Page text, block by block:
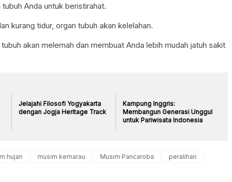
Anda untuk beristirahat.
kurang tidur, organ tubuh akan kelelahan.
akan melemah dan membuat Anda lebih mudah jatuh sakit
Jelajahi Filosofi Yogyakarta
dengan Jogja Heritage Track
Kampung Inggris:
Membangun Generasi Unggul
untuk Pariwisata Indonesia
hujan musim kemarau Musim Pancaroba peralihan